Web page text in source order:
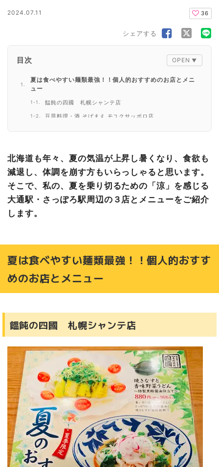
2024.07.11 36
シェアする
目次
夏は食べやすい麺類最強！！個人的おすすめのお店とメニ
ュー
饂飩の四國 札幌シャンテ店
豆皿料理・酒 そばまえ モユクサッポロ店
北海道も年々、夏の気温が上昇し暑くなり、食欲も
減退し、体調を崩す方もいらっしゃると思います。
そこで、私の、夏を乗り切るための「涼」を感じる
大通駅・さっぽろ駅周辺の３店とメニューをご紹介
します。
夏は食べやすい麺類最強！！個人的おすす
めのお店とメニュー
饂飩の四國 札幌シャンテ店